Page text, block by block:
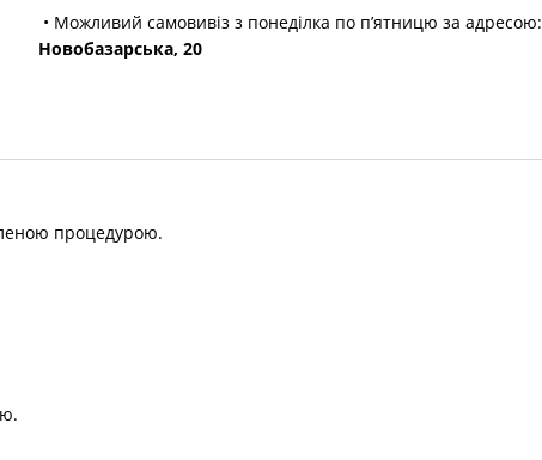
• Можливий самовивіз з понеділка по п’ятницю за адресою:
Новобазарська, 20
процедурою.